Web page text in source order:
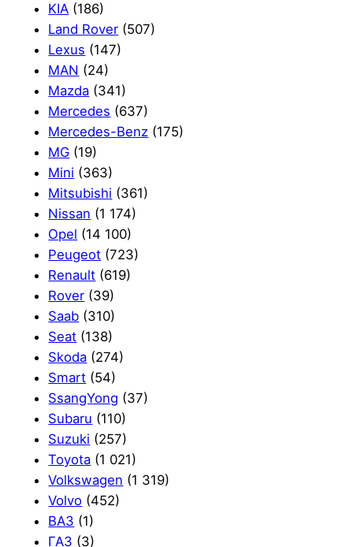
KIA (186)
Land Rover (507)
Lexus (147)
MAN (24)
Mazda (341)
Mercedes (637)
Mercedes-Benz (175)
MG (19)
Mini (363)
Mitsubishi (361)
Nissan (1 174)
Opel (14 100)
Peugeot (723)
Renault (619)
Rover (39)
Saab (310)
Seat (138)
Skoda (274)
Smart (54)
SsangYong (37)
Subaru (110)
Suzuki (257)
Toyota (1 021)
Volkswagen (1 319)
Volvo (452)
ВАЗ (1)
ГАЗ (3)